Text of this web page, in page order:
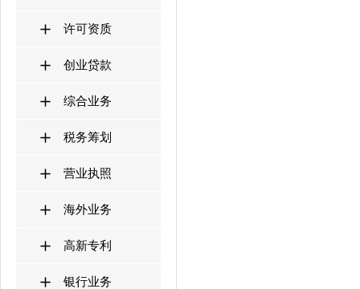
许可资质
创业贷款
综合业务
税务筹划
营业执照
海外业务
高新专利
银行业务